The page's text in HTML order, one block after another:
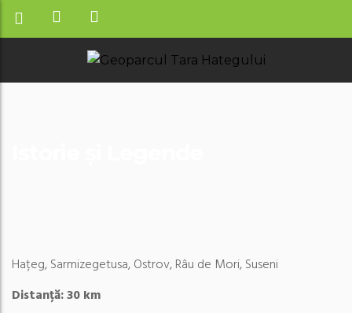
Hațeg, Sarmizegetusa, Ostrov, Râu de Mori, Suseni
Distanță: 30 km